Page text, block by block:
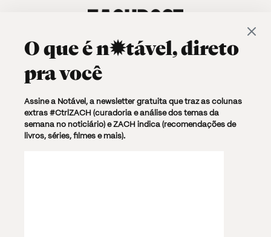
Zachlist
O que én✹tável, direto
pra você
Assine a Notável, a newsletter gratuita que traz as colunas
extras #CtrlZACH (curadoria e análise dos temas da
semana no noticiário) e ZACH indica (recomendações de
livros, séries, filmes e mais).